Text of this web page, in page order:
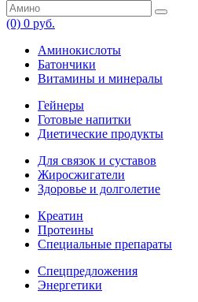
(0) 0 руб.
Аминокислоты
Батончики
Витамины и минералы
Гейнеры
Готовые напитки
Диетические продукты
Для связок и суставов
Жиросжигатели
Здоровье и долголетие
Креатин
Протеины
Специальные препараты
Спецпредложения
Энергетики